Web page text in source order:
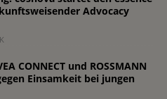
Advocacy
CONNECT und ROSSMANN
Einsamkeit bei jungen